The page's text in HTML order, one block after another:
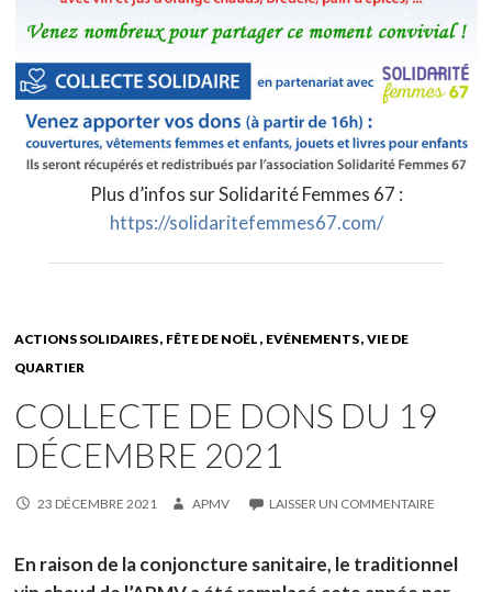
Plus d’infos sur Solidarité Femmes 67 :
https://solidaritefemmes67.com/
ACTIONS SOLIDAIRES FÊTE DE NOËL EVÉNEMENTS VIE DE
QUARTIER
COLLECTE DE DONS DU 19
DÉCEMBRE 2021
23 DÉCEMBRE 2021 APMV LAISSER UN COMMENTAIRE
En raison de la conjoncture sanitaire, le traditionnel